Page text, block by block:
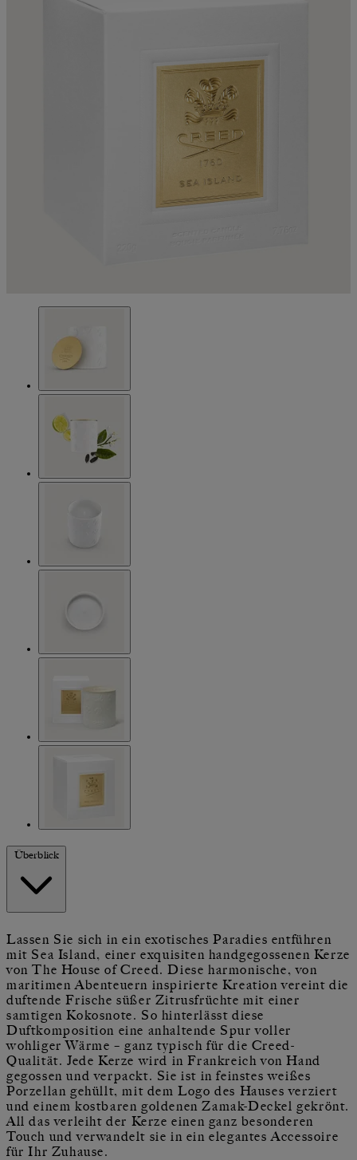
Überblick
Lassen Sie sich in ein exotisches Paradies entführen
mit Sea Island, einer exquisiten handgegossenen Kerze
von The House of Creed. Diese harmonische, von
maritimen Abenteuern inspirierte Kreation vereint die
duftende Frische süßer Zitrusfrüchte mit einer
samtigen Kokosnote. So hinterlässt diese
Duftkomposition eine anhaltende Spur voller
wohliger Wärme – ganz typisch für die Creed-
Qualität. Jede Kerze wird in Frankreich von Hand
gegossen und verpackt. Sie ist in feinstes weißes
Porzellan gehüllt, mit dem Logo des Hauses verziert
und einem kostbaren goldenen Zamak-Deckel gekrönt.
All das verleiht der Kerze einen ganz besonderen
Touch und verwandelt sie in ein elegantes Accessoire
für Ihr Zuhause.